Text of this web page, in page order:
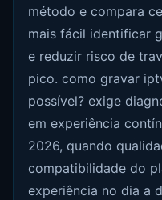
método e compara
mais fácil identificar
e reduzir risco de
pico. como gravar
possível? exige
em experiência
2026, quando
compatibilidade do
experiência no dia a